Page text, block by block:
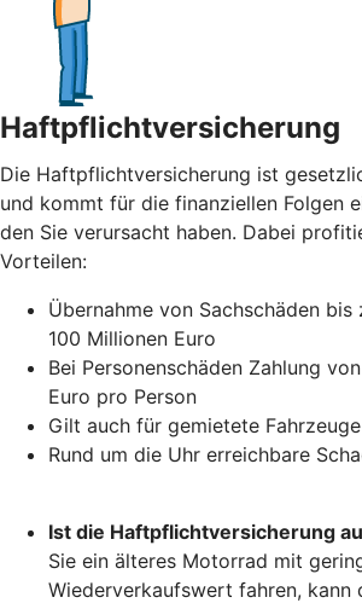
Haftpflichtversicherung
Die Haftpflichtversicherung ist
und kommt für die finanziellen Folgen
den Sie verursacht haben. Dabei
Vorteilen:
Übernahme von Sachschäden
100 Millionen Euro
Bei Personenschäden Zahlung
Euro pro Person
Gilt auch für gemietete
Rund um die Uhr erreichbare
Ist die Haftpflichtversicherung
Sie ein älteres Motorrad mit
Wiederverkaufswert fahren, kann